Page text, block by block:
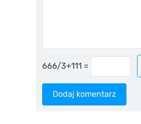
=
Dodaj komentarz